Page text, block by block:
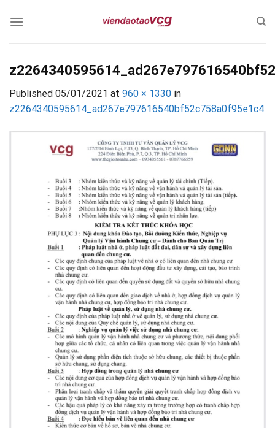
Published 05/01/2021 at 960 × 1330 in
z2264340595614_ad267e797616540bf52c758a0f95e1c4